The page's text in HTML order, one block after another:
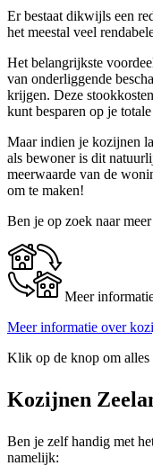
Er bestaat dikwijls een
het meestal veel
Het belangrijkste
van onderliggende
krijgen. Deze
kunt besparen op je
Maar indien je kozijnen
als bewoner is dit
meerwaarde van de
om te maken!
Ben je op zoek naar
Meer
Meer informatie over
Klik op de knop om alles
Kozijnen
Ben je zelf handig met
namelijk: